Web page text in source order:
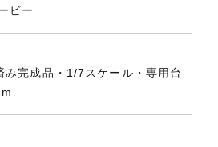
ビー
み完成品・1/7スケール・専用台